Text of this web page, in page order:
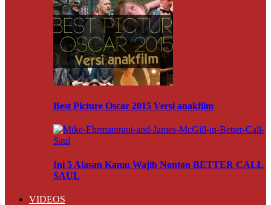
Best Picture Oscar 2015 Versi anakfilm
Ini 5 Alasan Kamu Wajib Nonton BETTER CALL
SAUL
VIDEOS